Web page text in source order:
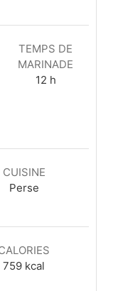
TEMPS DE
MARINADE
12heures
h
CUISINE
Perse
759 kcal